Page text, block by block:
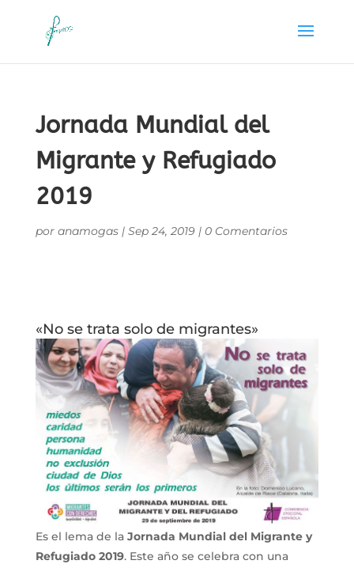
Jornada Mundial del
Migrante y Refugiado
2019
por anamogas| Sep 24, 2019 | 0 Comentarios
«No se trata solo de migrantes»
Es el lema de laJornada Mundial del Migrante y
Refugiado 2019. Este año se celebra con una